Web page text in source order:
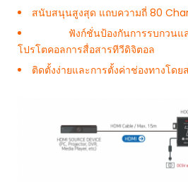
สนับสนุนสูงสุด แถบความถี่ 80
ฟังก์ชั่นป้องกันการรบกวน
โปรโตคอลการสื่อสารทีวีดิจิตอล
ติดตั้งง่ายและการตั้งค่าช่องทางโดย